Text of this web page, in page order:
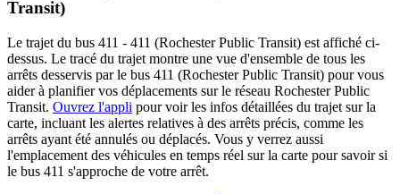
Transit)
Le trajet du bus 411 - 411 (Rochester Public Transit) est affiché ci-
dessus. Le tracé du trajet montre une vue d'ensemble de tous les
arrêts desservis par le bus 411 (Rochester Public Transit) pour vous
aider à planifier vos déplacements sur le réseau Rochester Public
Transit. Ouvrez l'appli pour voir les infos détaillées du trajet sur la
carte, incluant les alertes relatives à des arrêts précis, comme les
arrêts ayant été annulés ou déplacés. Vous y verrez aussi
l'emplacement des véhicules en temps réel sur la carte pour savoir si
le bus 411 s'approche de votre arrêt.